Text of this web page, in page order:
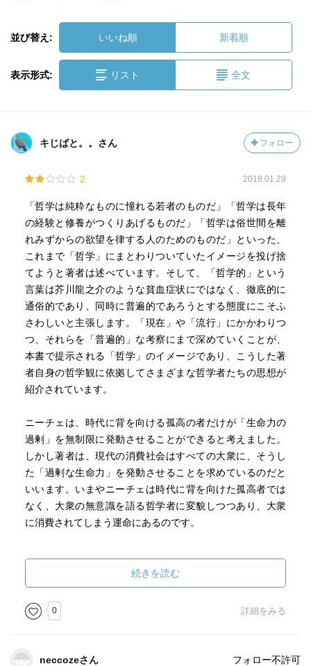
並び替え: いいね順 新着順
表示形式: リスト 全文
キじばと。。さん フォロー
2 2018.01.29
「哲学は純粋なものに憧れる若者のものだ」「哲学は長年
の経験と修養がつくりあげるものだ」「哲学は俗世間を離
れみずからの欲望を律する人のためのものだ」といった、
これまで「哲学」にまとわりついていたイメージを投げ捨
てようと著者は述べています。そして、「哲学的」という
言葉は芥川龍之介のような貧血症状にではなく、徹底的に
通俗的であり、同時に普遍的であろうとする態度にこそふ
さわしいと主張します。「現在」や「流行」にかかわりつ
つ、それらを「普遍的」な考察にまで深めていくことが、
本書で提示される「哲学」のイメージであり、こうした著
者自身の哲学観に依拠してさまざまな哲学者たちの思想が
紹介されています。
ニーチェは、時代に背を向ける孤高の者だけが「生命力の
過剰」を無制限に発動させることができると考えました。
しかし著者は、現代の消費社会はすべての大衆に、そうし
た「過剰な生命力」を発動させることを求めているのだと
いいます。いまやニーチェは時代に背を向けた孤高者では
なく、大衆の無意識を語る哲学者に変貌しつつあり、大衆
に消費されてしまう運命にあるのです。
学する心の平静に障害をもち込む条件をすべて拒否して生
きました。ヒュームは文筆活動を通じて、資産を形成する
とともに思索の「独立」を勝ちとった典型的な「フリー・
シンカー」でした。一方マルクス主義者は、自由であるた
は自由に志向することを否定する、専横的なフリー・シン
続きを読む
0 詳細をみる
neccozeさん フォロー不許可